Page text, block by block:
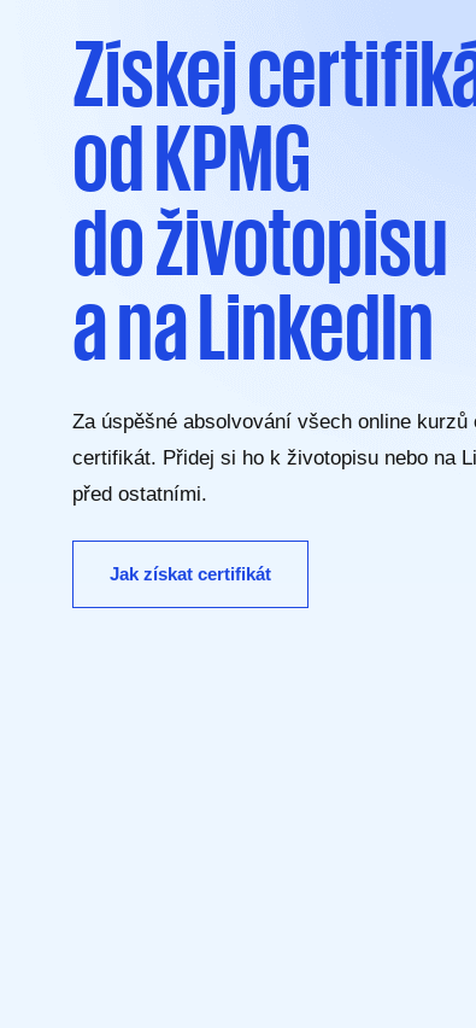
Získej
od KPMG
do životopisu
a na LinkedIn
Za úspěšné absolvování všech online kurzů
certifikát. Přidej si ho k životopisu nebo na
před ostatními.
Jak získat certifikát